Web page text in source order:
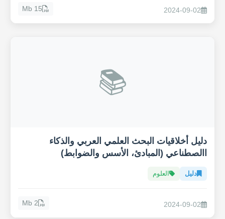
2024-09-02
15 Mb
📚
دليل أخلاقيات البحث العلمي العربي والذكاء
االصطناعي (المبادئ، الأسس والضوابط)
دليل العلوم
2024-09-02
2 Mb